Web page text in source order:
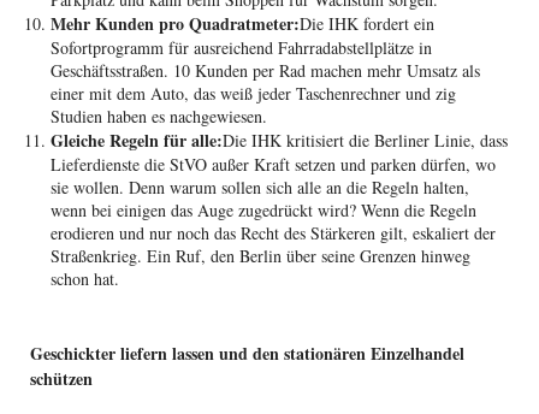
Mehr Kunden pro Quadratmeter:Die IHK fordert ein
Sofortprogramm für ausreichend Fahrradabstellplätze in
Geschäftsstraßen. 10 Kunden per Rad machen mehr Umsatz als
einer mit dem Auto, das weiß jeder Taschenrechner und zig
Studien haben es nachgewiesen.
Gleiche Regeln für alle:Die IHK kritisiert die Berliner Linie, dass
Lieferdienste die StVO außer Kraft setzen und parken dürfen, wo
sie wollen. Denn warum sollen sich alle an die Regeln halten,
wenn bei einigen das Auge zugedrückt wird? Wenn die Regeln
erodieren und nur noch das Recht des Stärkeren gilt, eskaliert der
Straßenkrieg. Ein Ruf, den Berlin über seine Grenzen hinweg
schon hat.
Geschickter liefern lassen und den stationären Einzelhandel
schützen